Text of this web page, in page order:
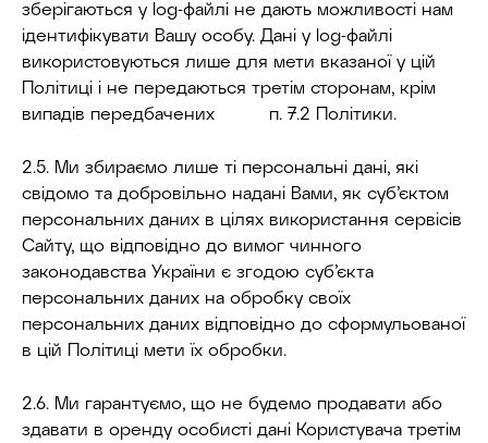
зберігаються у log-файлі не дають можливості нам
ідентифікувати Вашу особу. Дані у log-файлі
використовуються лише для мети вказаної у цій
Політиці і не передаються третім сторонам, крім
випадів передбачених п. 7.2 Політики.
2.5. Ми збираємо лише ті персональні дані, які
свідомо та добровільно надані Вами, як суб’єктом
персональних даних в цілях використання сервісів
Сайту, що відповідно до вимог чинного
законодавства України є згодою суб’єкта
персональних даних на обробку своїх
персональних даних відповідно до сформульованої
в цій Політиці мети їх обробки.
2.6. Ми гарантуємо, що не будемо продавати або
здавати в оренду особисті дані Користувача третім